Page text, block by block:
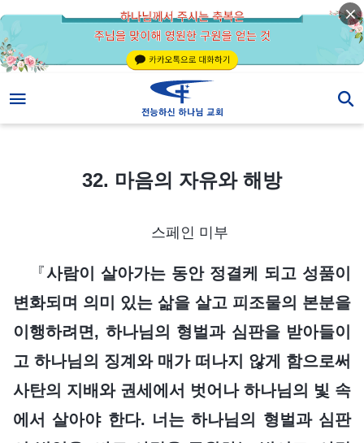
32. 마음의 자유와 해방
스페인 미부
『사람이 살아가는 동안 정결케 되고 성품이
변화되며 의미 있는 삶을 살고 피조물의 본분을
이행하려면, 하나님의 형벌과 심판을 받아들이
고 하나님의 징계와 매가 떠나지 않게 함으로써
사탄의 지배와 권세에서 벗어나 하나님의 빛 속
에서 살아야 한다. 너는 하나님의 형벌과 심판